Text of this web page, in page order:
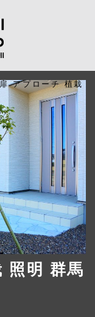
アプローチ 植栽
照明 群馬